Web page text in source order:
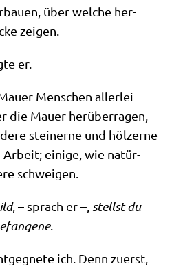
über wel­che her­
zeigen.
er.
Men­schen aller­lei
die Mau­er her­über­ra­gen,
stei­ner­ne und höl­zer­ne
eini­ge, wie natür­
schweigen.
, – sprach er –, stellst du
.
ich. Denn zuerst,